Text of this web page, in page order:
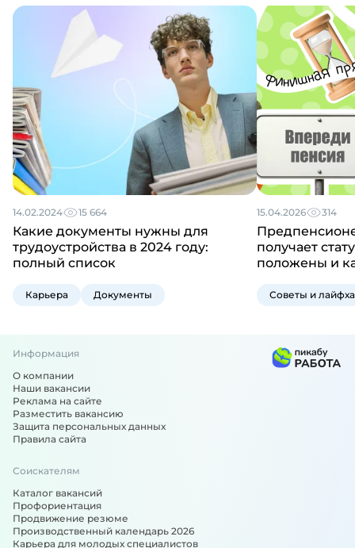
14.02.2024 15 664
Какие документы нужны для
трудоустройства в 2024 году:
полный список
Карьера Документы
15.04.2026 314
получает
положены и
Советы и
Информация
О компании
Наши вакансии
Реклама на сайте
Разместить вакансию
Защита персональных данных
Правила сайта
Соискателям
Каталог вакансий
Профориентация
Продвижение резюме
Производственный календарь 2026
Карьера для молодых специалистов